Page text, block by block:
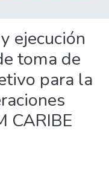
ejecución
toma de
para la
CARIBE